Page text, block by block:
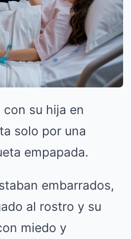
su hija en
solo por una
empapada.
embarrados,
al rostro y su
miedo y